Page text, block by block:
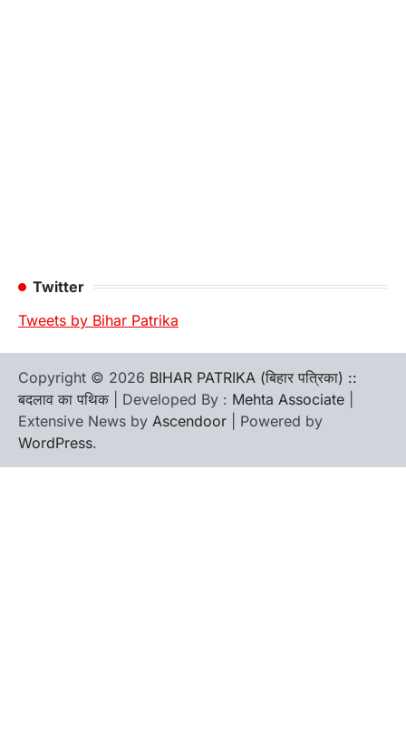
Twitter
Tweets by Bihar Patrika
Copyright © 2026 BIHAR PATRIKA (बिहार पत्रिका) ::
बदलाव का पथिक | Developed By : Mehta Associate
Extensive News by Ascendoor | Powered by
WordPress.